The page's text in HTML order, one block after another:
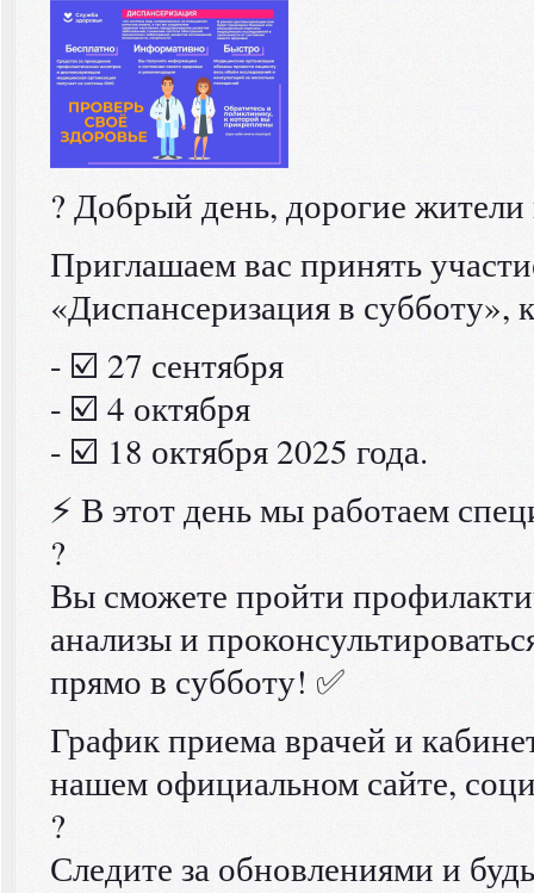
? Добрый день, дорогие
Приглашаем вас принять
«Диспансеризация в субботу»,
- ☑️ 27 сентября
- ☑️ 4 октября
- ☑️ 18 октября 2025 года.
⚡ В этот день мы работаем
?
Вы сможете пройти
анализы и
прямо в субботу! ✅
График приема врачей и
нашем официальном сайте,
?
Следите за обновлениями и